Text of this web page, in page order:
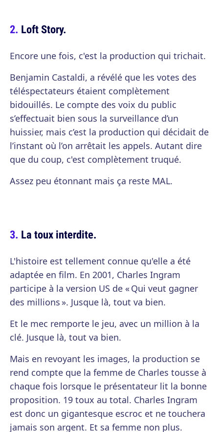
Loft Story.
Encore une fois, c'est la production qui trichait.
Benjamin Castaldi, a révélé que les votes des
téléspectateurs étaient complètement
bidouillés. Le compte des voix du public
s’effectuait bien sous la surveillance d’un
huissier, mais c’est la production qui décidait de
l’instant où l’on arrêtait les appels. Autant dire
que du coup, c'est complètement truqué.
Assez peu étonnant mais ça reste MAL.
La toux interdite.
L'histoire est tellement connue qu'elle a été
adaptée en film. En 2001, Charles Ingram
participe à la version US de « Qui veut gagner
des millions ». Jusque là, tout va bien.
Et le mec remporte le jeu, avec un million à la
clé. Jusque là, tout va bien.
Mais en revoyant les images, la production se
rend compte que la femme de Charles tousse à
chaque fois lorsque le présentateur lit la bonne
proposition. 19 toux au total. Charles Ingram
est donc un gigantesque escroc et ne touchera
jamais son argent. Et sa femme non plus.